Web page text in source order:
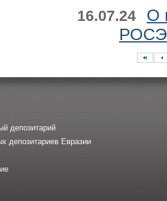
16.07.24
О
депозитарий
депозитариев Евразии